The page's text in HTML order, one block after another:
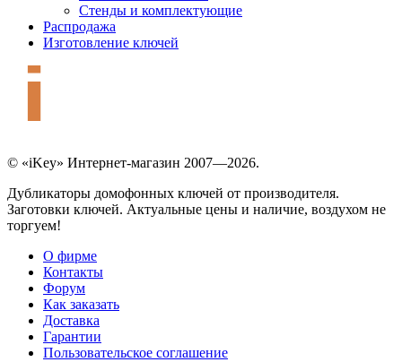
Стенды и комплектующие
Распродажа
Изготовление ключей
© «iKey» Интернет-магазин 2007—2026.
Дубликаторы домофонных ключей от производителя.
Заготовки ключей. Актуальные цены и наличие, воздухом не
торгуем!
О фирме
Контакты
Форум
Как заказать
Доставка
Гарантии
Пользовательское соглашение